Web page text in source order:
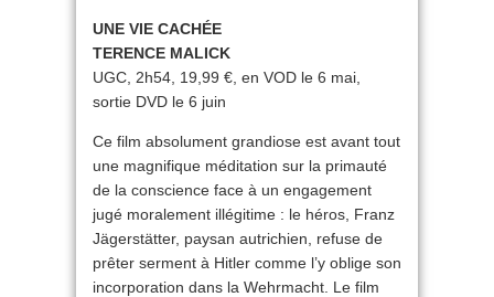
UNE VIE CACHÉE
TERENCE MALICK
UGC, 2h54, 19,99 €, en VOD le 6 mai,
sortie DVD le 6 juin
Ce film absolument grandiose est avant tout
une magnifique méditation sur la primauté
de la conscience face à un engagement
jugé moralement illégitime : le héros, Franz
Jägerstätter, paysan autrichien, refuse de
prêter serment à Hitler comme l’y oblige son
incorporation dans la Wehrmacht. Le film